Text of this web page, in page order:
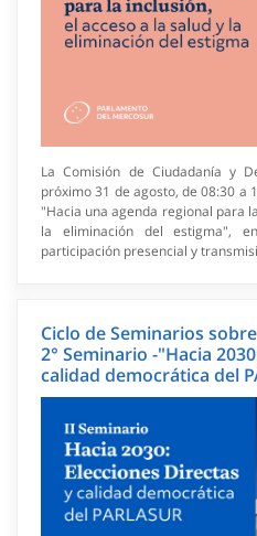
La Comisión de Ciudadanía y
próximo 31 de agosto, de 08:30 a
"Hacia una agenda regional para
la eliminación del estigma",
participación presencial y
Ciclo de Seminarios
2° Seminario -"Hacia
calidad democrática del